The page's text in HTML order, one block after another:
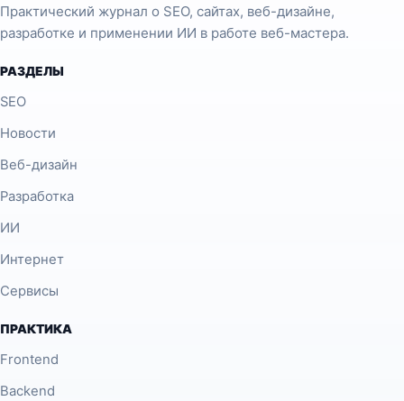
Практический журнал о SEO, сайтах, веб-дизайне,
разработке и применении ИИ в работе веб-мастера.
РАЗДЕЛЫ
SEO
Новости
Веб-дизайн
Разработка
ИИ
Интернет
Сервисы
ПРАКТИКА
Frontend
Backend